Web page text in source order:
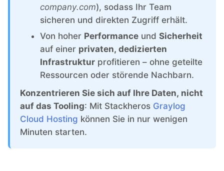
Docker
Elasticsearch
GitLab
GitLab Runner
company.com), sodass Ihr Team
sicheren und direkten Zugriff erhält.
Von hoher Performance und Sicherheit
auf einer privaten, dedizierten
Infrastruktur profitieren – ohne geteilte
Ressourcen oder störende Nachbarn.
Konzentrieren Sie sich auf Ihre Daten, nicht
auf das Tooling: Mit Stackheros Graylog
Cloud Hosting können Sie in nur wenigen
Minuten starten.